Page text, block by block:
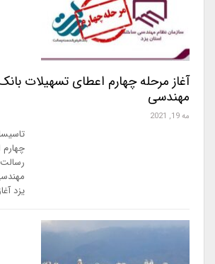
آغاز مرحله چهارم اعطای تسهیلات
مهندسی
مه 19, 2021
يزد